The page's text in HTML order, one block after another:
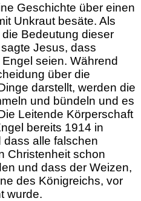
Geschichte über einen
Unkraut besäte. Als
Bedeutung dieser
Jesus, dass
seien. Während
über die
darstellt, werden die
und bündeln und es
Leitende Körperschaft
bereits 1914 in
dass alle falschen
Christenheit schon
und dass der Weizen,
des Königreichs, vor
wurde.